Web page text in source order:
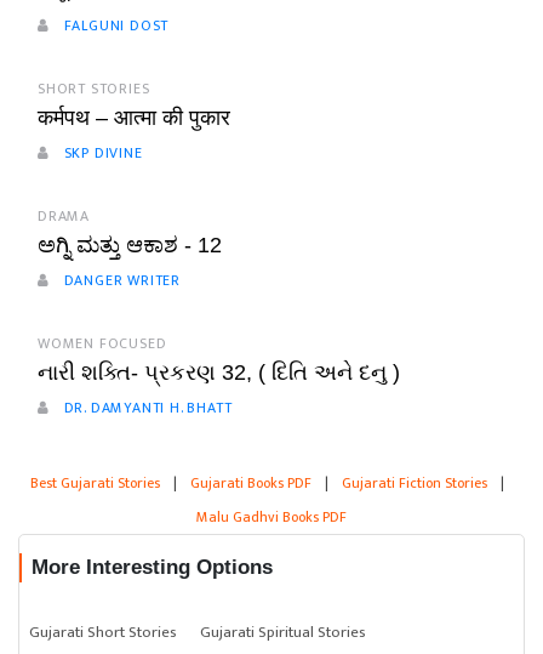
FALGUNI DOST
SHORT STORIES
कर्मपथ – आत्मा की पुकार
SKP DIVINE
DRAMA
ಅಗ್ನಿ ಮತ್ತು ಆಕಾಶ - 12
DANGER WRITER
WOMEN FOCUSED
નારી શક્તિ- પ્રકરણ 32, ( દિતિ અને દનુ )
DR. DAMYANTI H. BHATT
Best Gujarati Stories | Gujarati Books PDF | Gujarati Fiction Stories |
Malu Gadhvi Books PDF
More Interesting Options
Gujarati Short Stories
Gujarati Spiritual Stories